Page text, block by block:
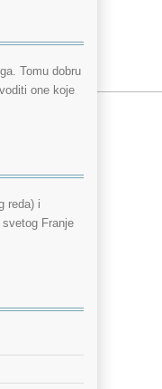
Tomu dobru
one koje
reda) i
Franje